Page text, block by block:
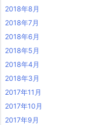
2018年8月
2018年7月
2018年6月
2018年5月
2018年4月
2018年3月
2017年11月
2017年10月
2017年9月